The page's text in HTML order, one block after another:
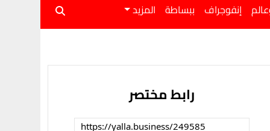
إنفوجراف ببساطة المزيد
رابط مختصر